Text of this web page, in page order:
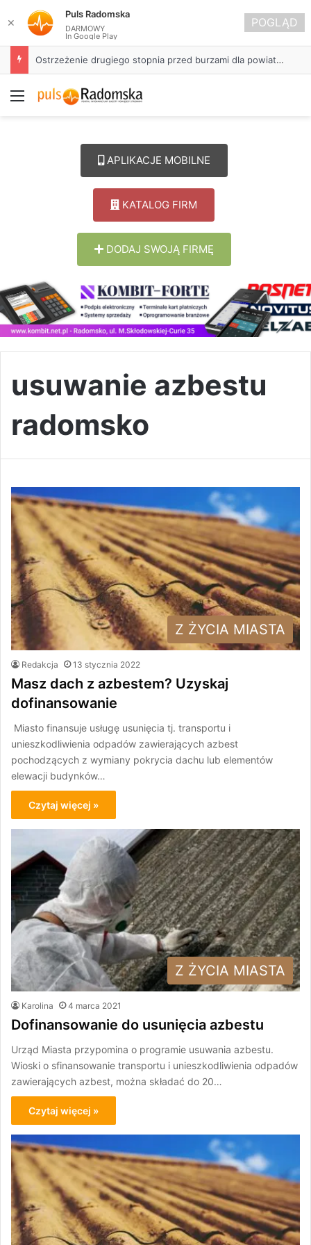
Ostrzeżenie drugiego stopnia przed burzami dla powiatu radomszczańskiego
Menu
APLIKACJE MOBILNE
KATALOG FIRM
DODAJ SWOJĄ FIRMĘ
usuwanie azbestu
radomsko
Z ŻYCIA MIASTA
Redakcja 13 stycznia 2022
Masz dach z azbestem? Uzyskaj
dofinansowanie
Miasto finansuje usługę usunięcia tj. transportu i
unieszkodliwienia odpadów zawierających azbest
pochodzących z wymiany pokrycia dachu lub elementów
elewacji budynków…
Czytaj więcej »
Z ŻYCIA MIASTA
Karolina 4 marca 2021
Dofinansowanie do usunięcia azbestu
Urząd Miasta przypomina o programie usuwania azbestu.
Wioski o sfinansowanie transportu i unieszkodliwienia odpadów
zawierających azbest, można składać do 20…
Czytaj więcej »
✕
Puls Radomska
DARMOWY
In Google Play
POGLĄD